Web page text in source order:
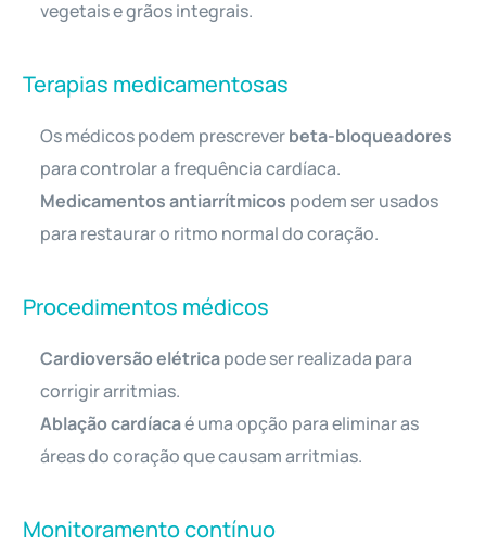
vegetais e grãos integrais.
Terapias medicamentosas
Os médicos podem prescreverbeta-bloqueadores
para controlar a frequência cardíaca.
Medicamentos antiarrítmicos podem ser usados
para restaurar o ritmo normal do coração.
Procedimentos médicos
Cardioversão elétricapode ser realizada para
corrigir arritmias.
Ablação cardíacaé uma opção para eliminar as
áreas do coração que causam arritmias.
Monitoramento contínuo